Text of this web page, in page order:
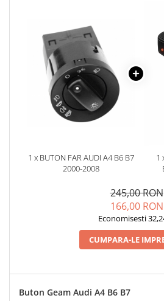
Accesorii Camioane
Lampi si Proiectoare Camion
Marcaje si Echipamente de
Accesorii Cabina Camion
Echipamente Electrice si
Uleiuri si Lichide Auto
Aditivi DPF, Sistem Racire si
1 x BUTON FAR AUDI A4 B6 B7
2000-2008
1
245,00 RON
166,00 RON
Economisesti
CUMPARA-LE
Buton Geam Audi A4 B6 B7